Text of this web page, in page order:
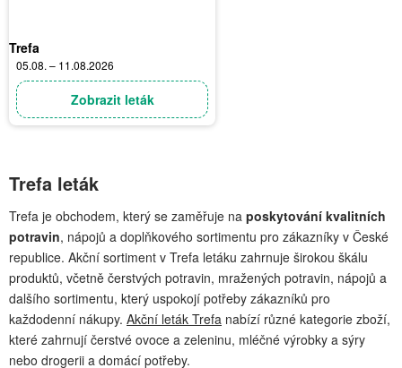
Trefa
05.08. – 11.08.2026
Zobrazit leták
Trefa leták
Trefa je obchodem, který se zaměřuje na poskytování kvalitních
potravin, nápojů a doplňkového sortimentu pro zákazníky v České
republice. Akční sortiment v Trefa letáku zahrnuje širokou škálu
produktů, včetně čerstvých potravin, mražených potravin, nápojů a
dalšího sortimentu, který uspokojí potřeby zákazníků pro
každodenní nákupy. Akční leták Trefa nabízí různé kategorie zboží,
které zahrnují čerstvé ovoce a zeleninu, mléčné výrobky a sýry
nebo drogerii a domácí potřeby.